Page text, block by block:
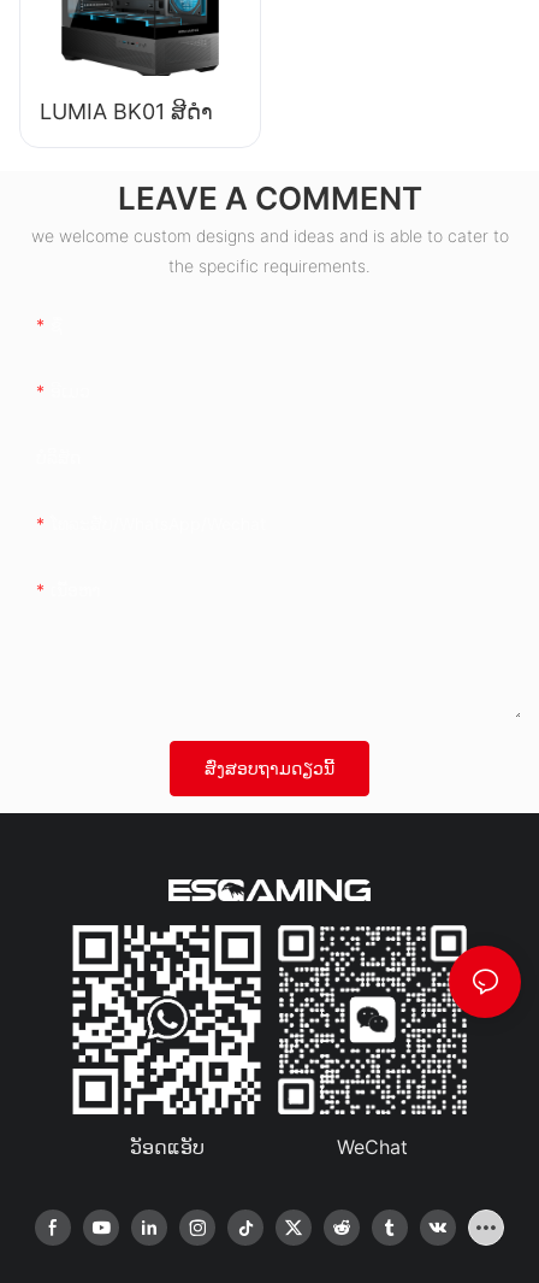
LUMIA BK01 ສີດຳ
LEAVE A COMMENT
we welcome custom designs and ideas and is able to cater to
the specific requirements.
ສົ່ງສອບຖາມດຽວນີ້
ວັອດແອັບ WeChat